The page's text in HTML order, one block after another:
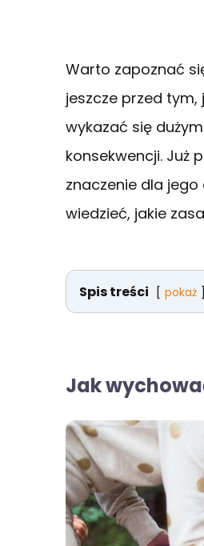
Warto zapoznać
jeszcze przed
wykazać się
konsekwencji. Już
znaczenie dla
wiedzieć, jakie
Spis treści pokaż
Jak